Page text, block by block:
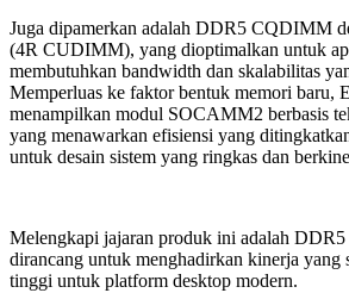
Juga dipamerkan adalah DDR5 CQDIMM
(4R CUDIMM), yang dioptimalkan untuk
membutuhkan bandwidth dan skalabilitas
Memperluas ke faktor bentuk memori baru,
menampilkan modul SOCAMM2 berbasis
yang menawarkan efisiensi yang
untuk desain sistem yang ringkas dan
Melengkapi jajaran produk ini adalah
dirancang untuk menghadirkan kinerja yang
tinggi untuk platform desktop modern.